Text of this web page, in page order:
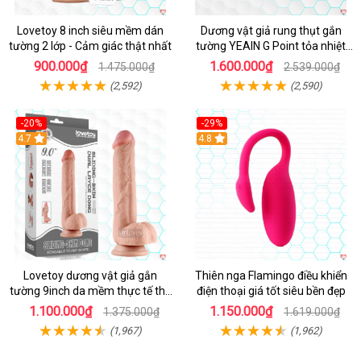
Lovetoy 8 inch siêu mềm dán
tường 2 lớp - Cảm giác thật nhất
900.000₫ 1.475.000₫
(2,592)
Dương vật giả rung thụt gắn
tường YEAIN G Point tỏa nhiệt
điều khiển từ xa
1.600.000₫ 2.539.000₫
(2,590)
-20%
Hot
4.7
Lovetoy dương vật giả gắn
tường 9inch da mềm thực tế thú
vị
1.100.000₫ 1.375.000₫
(1,967)
-29%
Hot
4.8
Thiên nga Flamingo điều khiển
điện thoại giá tốt siêu bền đẹp
1.150.000₫ 1.619.000₫
(1,962)